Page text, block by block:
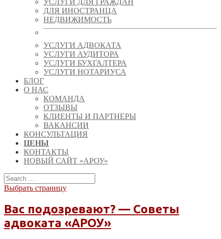
УСЛУГИ ДЛЯ ГРАЖДАН
ДЛЯ ИНОСТРАНЦА
НЕДВИЖИМОСТЬ
УСЛУГИ АДВОКАТА
УСЛУГИ АУДИТОРА
УСЛУГИ БУХГАЛТЕРА
УСЛУГИ НОТАРИУСА
БЛОГ
О НАС
КОМАНДА
ОТЗЫВЫ
КЛИЕНТЫ И ПАРТНЕРЫ
ВАКАНСИИ
КОНСУЛЬТАЦИЯ
ЦЕНЫ
КОНТАКТЫ
НОВЫЙ САЙТ «АРОУ»
Выбрать страницу
Вас подозревают? — Советы
адвоката «АРОУ»